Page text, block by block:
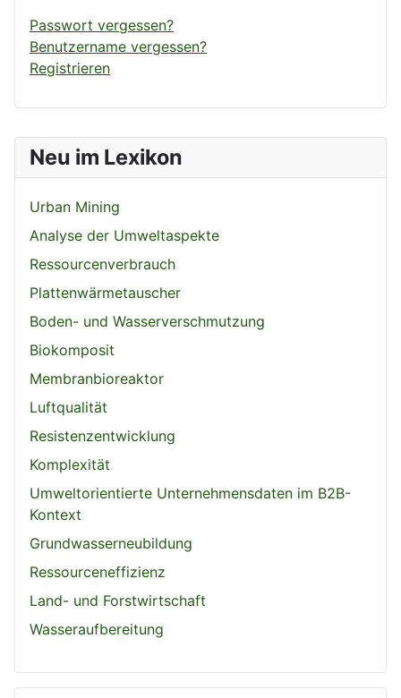
Neu im Lexikon
Urban Mining
Analyse der Umweltaspekte
Ressourcenverbrauch
Plattenwärmetauscher
Boden- und Wasserverschmutzung
Biokomposit
Membranbioreaktor
Luftqualität
Resistenzentwicklung
Komplexität
Umweltorientierte Unternehmensdaten im B2B-
Kontext
Grundwasserneubildung
Ressourceneffizienz
Land- und Forstwirtschaft
Wasseraufbereitung
Passwort vergessen?
Benutzername vergessen?
Registrieren